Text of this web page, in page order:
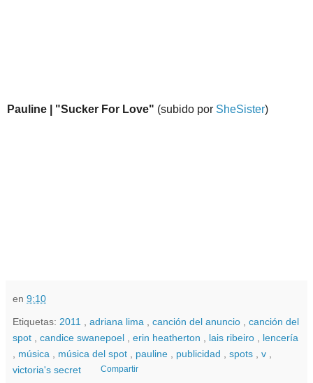
Pauline | "Sucker For Love" (subido por SheSister)
en 9:10
Etiquetas: 2011 adriana lima canción del anuncio
canción del
spot
candice swanepoel erin heatherton lais ribeiro
lencería
música música del spot pauline publicidad spots v
victoria's secret
Compartir